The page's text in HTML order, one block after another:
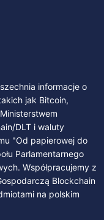
informacje o
jak Bitcoin,
DLT i waluty
"Od papierowej do
Parlamentarnego
Współpracujemy z
Blockchain
na polskim